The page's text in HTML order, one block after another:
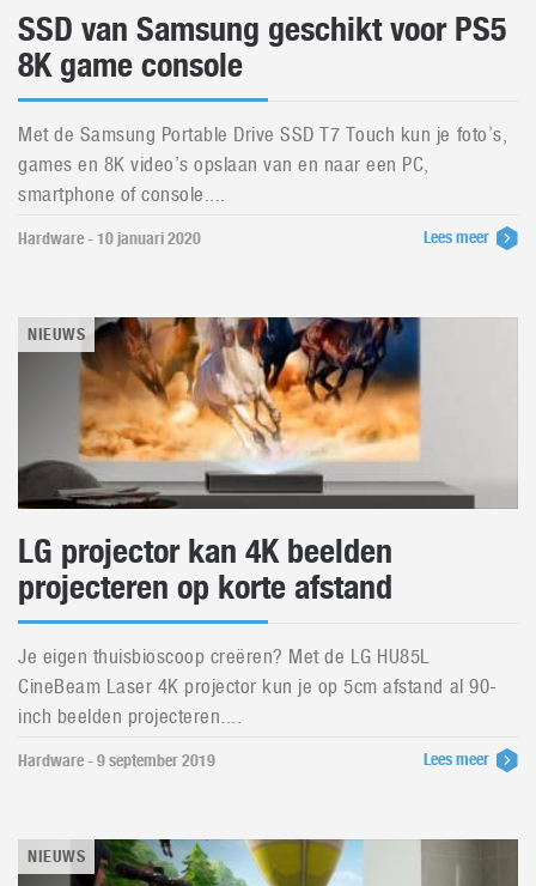
SSD van Samsung geschikt voor PS5
8K game console
Met de Samsung Portable Drive SSD T7 Touch kun je foto’s,
games en 8K video’s opslaan van en naar een PC,
smartphone of console....
Hardware - 10 januari 2020 Lees meer
NIEUWS
LG projector kan 4K beelden
projecteren op korte afstand
Je eigen thuisbioscoop creëren? Met de LG HU85L
CineBeam Laser 4K projector kun je op 5cm afstand al 90-
inch beelden projecteren....
Hardware - 9 september 2019 Lees meer
NIEUWS